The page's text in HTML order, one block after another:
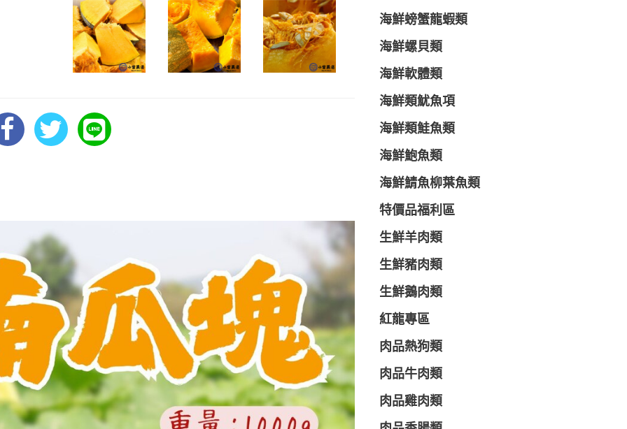
海鮮螃蟹龍蝦類
海鮮螺貝類
海鮮軟體類
海鮮類魷魚項
海鮮類鮭魚類
海鮮鮑魚類
海鮮鯖魚柳葉魚類
特價品福利區
生鮮羊肉類
生鮮豬肉類
生鮮鵝肉類
紅龍專區
肉品熱狗類
肉品牛肉類
肉品雞肉類